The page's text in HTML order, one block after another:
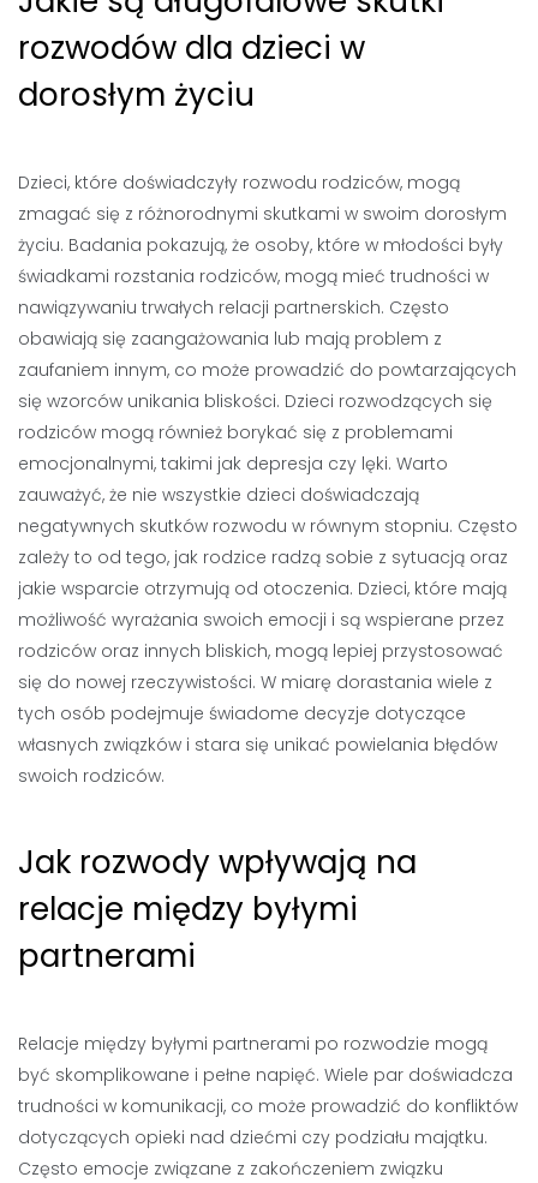
rozwodów dla dzieci w
dorosłym życiu
Dzieci, które doświadczyły rozwodu rodziców, mogą
zmagać się z różnorodnymi skutkami w swoim dorosłym
życiu. Badania pokazują, że osoby, które w młodości były
świadkami rozstania rodziców, mogą mieć trudności w
nawiązywaniu trwałych relacji partnerskich. Często
obawiają się zaangażowania lub mają problem z
zaufaniem innym, co może prowadzić do powtarzających
się wzorców unikania bliskości. Dzieci rozwodzących się
rodziców mogą również borykać się z problemami
emocjonalnymi, takimi jak depresja czy lęki. Warto
zauważyć, że nie wszystkie dzieci doświadczają
negatywnych skutków rozwodu w równym stopniu. Często
zależy to od tego, jak rodzice radzą sobie z sytuacją oraz
jakie wsparcie otrzymują od otoczenia. Dzieci, które mają
możliwość wyrażania swoich emocji i są wspierane przez
rodziców oraz innych bliskich, mogą lepiej przystosować
się do nowej rzeczywistości. W miarę dorastania wiele z
tych osób podejmuje świadome decyzje dotyczące
własnych związków i stara się unikać powielania błędów
swoich rodziców.
Jak rozwody wpływają na
relacje między byłymi
partnerami
Relacje między byłymi partnerami po rozwodzie mogą
być skomplikowane i pełne napięć. Wiele par doświadcza
trudności w komunikacji, co może prowadzić do konfliktów
dotyczących opieki nad dziećmi czy podziału majątku.
Często emocje związane z zakończeniem związku